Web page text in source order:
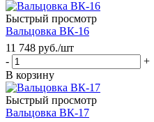
Быстрый просмотр
Вальцовка ВК-16
11 748 руб./шт
-
+
В корзину
Быстрый просмотр
Вальцовка ВК-17